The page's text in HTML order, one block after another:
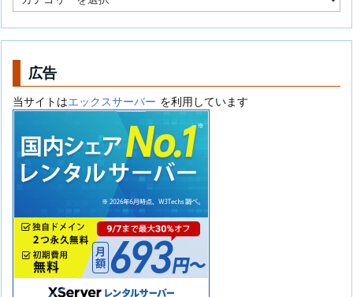
テ
リ
広告
当サイトはエックスサーバー を利用しています